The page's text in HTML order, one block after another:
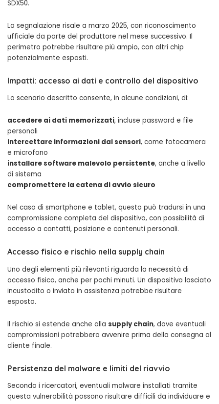
SDX50.
La segnalazione risale a marzo 2025, con riconoscimento
ufficiale da parte del produttore nel mese successivo. Il
perimetro potrebbe risultare più ampio, con altri chip
potenzialmente esposti.
Impatti: accesso ai dati e controllo del dispositivo
Lo scenario descritto consente, in alcune condizioni, di:
accedere ai dati memorizzati, incluse password e file
personali
intercettare informazioni dai sensori, come fotocamera
e microfono
installare software malevolo persistente, anche a livello
di sistema
compromettere la catena di avvio sicuro
Nel caso di smartphone e tablet, questo può tradursi in una
compromissione completa del dispositivo, con possibilità di
accesso a contatti, posizione e contenuti personali.
Accesso fisico e rischio nella supply chain
Uno degli elementi più rilevanti riguarda la necessità di
accesso fisico, anche per pochi minuti. Un dispositivo lasciato
incustodito o inviato in assistenza potrebbe risultare
esposto.
Il rischio si estende anche alla supply chain, dove eventuali
compromissioni potrebbero avvenire prima della consegna al
cliente finale.
Persistenza del malware e limiti del riavvio
Secondo i ricercatori, eventuali malware installati tramite
questa vulnerabilità possono risultare difficili da individuare e